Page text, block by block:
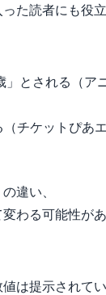
た読者にも役
とされる（ア
チケットぴあ
違い、
わる可能性が
は提示されて